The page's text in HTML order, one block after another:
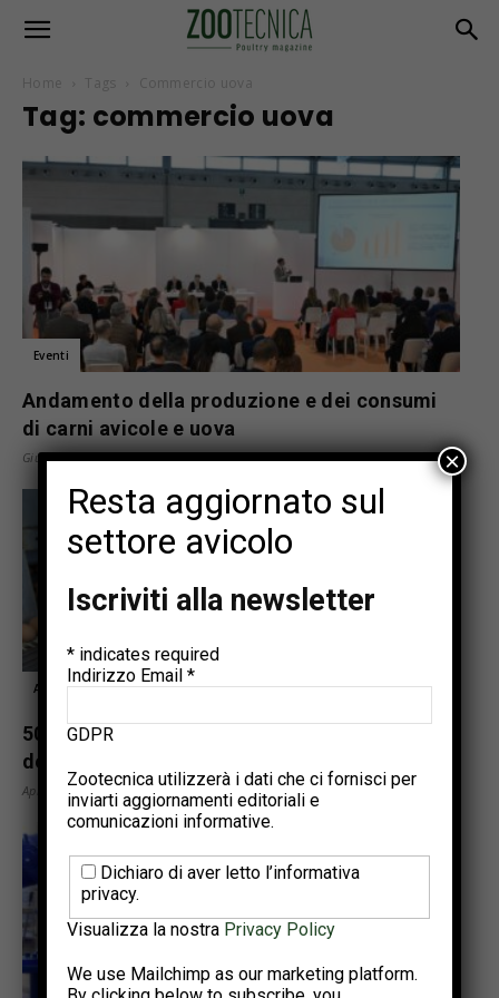
Home Tags Commercio uova
Tag: commercio uova
Eventi
Andamento della produzione e dei consumi
di carni avicole e uova
Giugno 15, 2023
Articoli tecnici
50 anni di retrospettiva sulle dinamiche
dell’industria avicola mondiale Parte...
Aprile 13, 2023
Resta aggiornato sul
settore avicolo
Iscriviti alla newsletter
* indicates required
Indirizzo Email *
GDPR
Zootecnica utilizzerà i dati che ci fornisci per
inviarti aggiornamenti editoriali e
comunicazioni informative.
Dichiaro di aver letto l’informativa
privacy.
Visualizza la nostra Privacy Policy
We use Mailchimp as our marketing platform.
×